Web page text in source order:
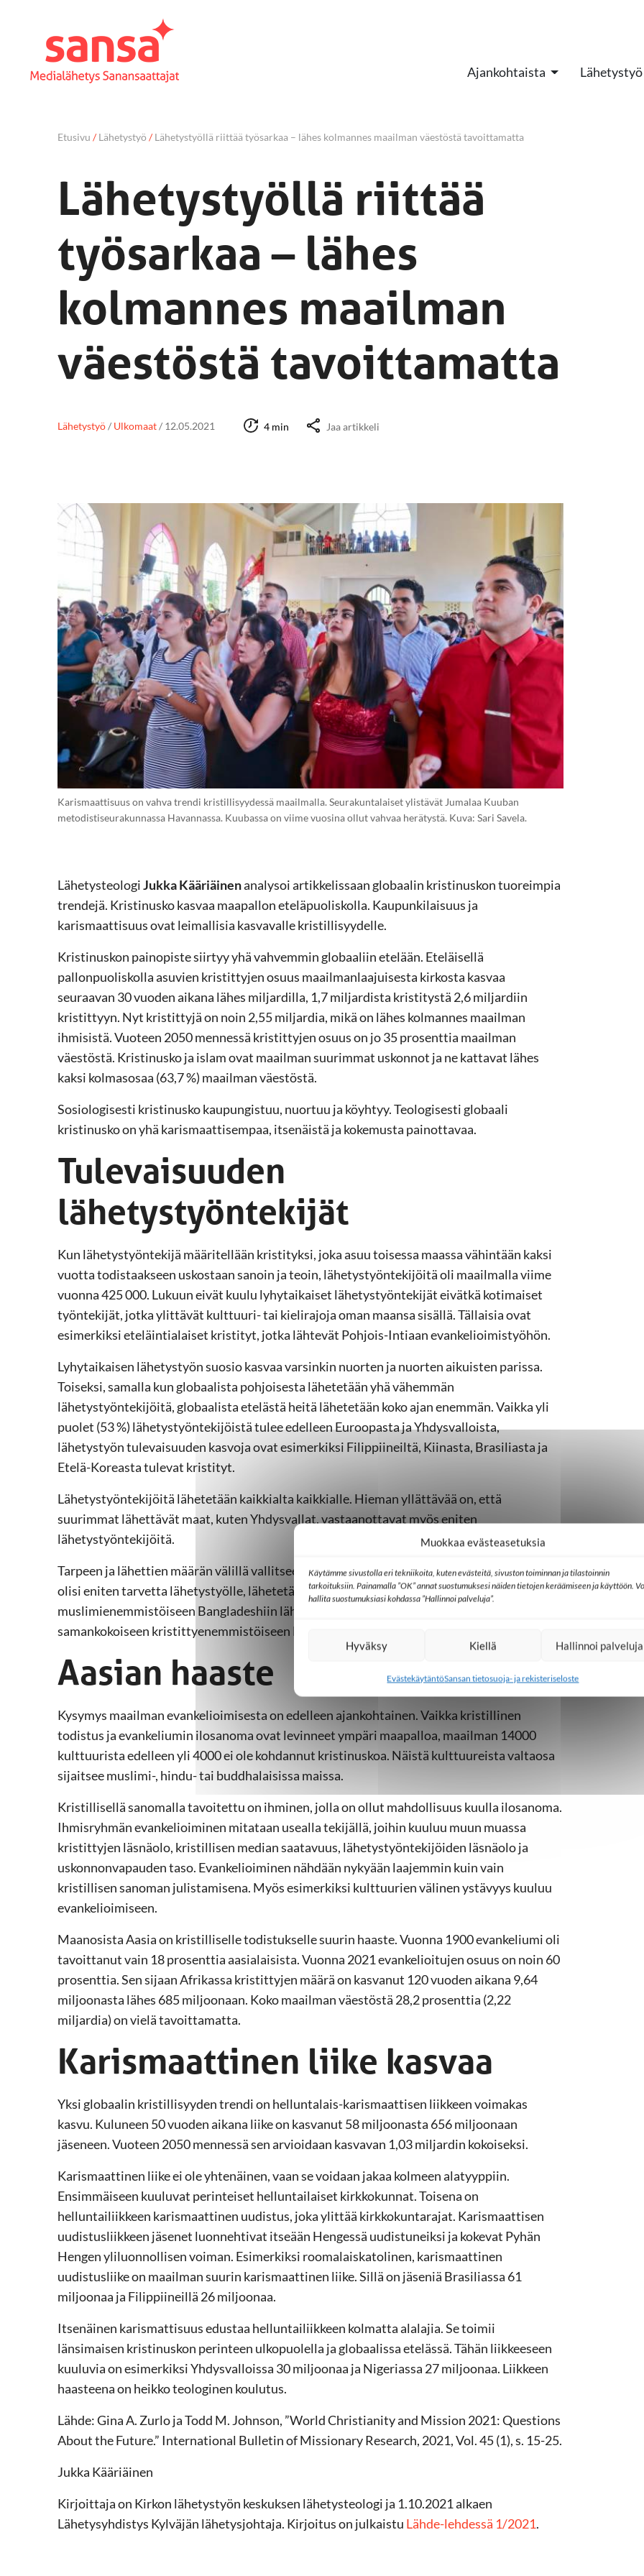
Muokkaa evästeasetuksia
Käytämme sivustolla eri tekniikoita, kuten evästeitä, sivuston toiminnan ja tilastoinnin
tarkoituksiin. Painamalla ”OK” annat suostumuksesi näiden tietojen keräämiseen ja käyttöön.
hallita suostumuksiasi kohdassa ”Hallinnoi palveluja”.
Hyväksy Kiellä Hallinnoi palveluja
EvästekäytäntöSansan tietosuoja- ja rekisteriseloste
Ajankohtaista Lähetystyö
Etusivu /Lähetystyö /Lähetystyöllä riittää työsarkaa – lähes kolmannes maailman väestöstä tavoittamatta
Lähetystyöllä riittää
työsarkaa – lähes
kolmannes maailman
väestöstä tavoittamatta
Lähetystyö/ Ulkomaat/ 12.05.2021 4 min Jaa artikkeli
Karismaattisuus on vahva trendi kristillisyydessä maailmalla. Seurakuntalaiset ylistävät Jumalaa Kuuban
metodistiseurakunnassa Havannassa. Kuubassa on viime vuosina ollut vahvaa herätystä. Kuva: Sari Savela.
LähetysteologiJukka Kääriäinenanalysoi artikkelissaan globaalin kristinuskon tuoreimpia
trendejä. Kristinusko kasvaa maapallon eteläpuoliskolla. Kaupunkilaisuus ja
karismaattisuus ovat leimallisia kasvavalle kristillisyydelle.
Kristinuskon painopiste siirtyy yhä vahvemmin globaaliin etelään. Eteläisellä
pallonpuoliskolla asuvien kristittyjen osuus maailmanlaajuisesta kirkosta kasvaa
seuraavan 30 vuoden aikana lähes miljardilla, 1,7 miljardista kristitystä 2,6 miljardiin
kristittyyn. Nyt kristittyjä on noin 2,55 miljardia, mikä on lähes kolmannes maailman
ihmisistä. Vuoteen 2050 mennessä kristittyjen osuus on jo 35 prosenttia maailman
väestöstä. Kristinusko ja islam ovat maailman suurimmat uskonnot ja ne kattavat lähes
kaksi kolmasosaa (63,7 %) maailman väestöstä.
Sosiologisesti kristinusko kaupungistuu, nuortuu ja köyhtyy. Teologisesti globaali
kristinusko on yhä karismaattisempaa, itsenäistä ja kokemusta painottavaa.
Tulevaisuuden
lähetystyöntekijät
Kun lähetystyöntekijä määritellään kristityksi, joka asuu toisessa maassa vähintään kaksi
vuotta todistaakseen uskostaan sanoin ja teoin, lähetystyöntekijöitä oli maailmalla viime
vuonna 425 000. Lukuun eivät kuulu lyhytaikaiset lähetystyöntekijät eivätkä kotimaiset
työntekijät, jotka ylittävät kulttuuri- tai kielirajoja oman maansa sisällä. Tällaisia ovat
esimerkiksi eteläintialaiset kristityt, jotka lähtevät Pohjois-Intiaan evankelioimistyöhön.
Lyhytaikaisen lähetystyön suosio kasvaa varsinkin nuorten ja nuorten aikuisten parissa.
Toiseksi, samalla kun globaalista pohjoisesta lähetetään yhä vähemmän
lähetystyöntekijöitä, globaalista etelästä heitä lähetetään koko ajan enemmän. Vaikka yli
puolet (53 %) lähetystyöntekijöistä tulee edelleen Euroopasta ja Yhdysvalloista,
lähetystyön tulevaisuuden kasvoja ovat esimerkiksi Filippiineiltä, Kiinasta, Brasiliasta ja
Etelä-Koreasta tulevat kristityt.
Lähetystyöntekijöitä lähetetään kaikkialta kaikkialle. Hieman yllättävää on, että
suurimmat lähettävät maat, kuten Yhdysvallat, vastaanottavat myös eniten
lähetystyöntekijöitä.
Tarpeen ja lähettien määrän välillä vallitsee monissa maissa epätasapaino. Maihin, joissa
olisi eniten tarvetta lähetystyölle, lähetetään suhteellisen vähän lähettejä. Esimerkiksi
muslimienemmistöiseen Bangladeshiin lähetettiin noin 1000 lähettiä, kun väestöltään
samankokoiseen kristittyenemmistöiseen Brasiliaan lähetettiin 20 000 lähetystyöntekijää.
Aasian haaste
Kysymys maailman evankelioimisesta on edelleen ajankohtainen. Vaikka kristillinen
todistus ja evankeliumin ilosanoma ovat levinneet ympäri maapalloa, maailman 14000
kulttuurista edelleen yli 4000 ei ole kohdannut kristinuskoa. Näistä kulttuureista valtaosa
sijaitsee muslimi-, hindu- tai buddhalaisissa maissa.
Kristillisellä sanomalla tavoitettu on ihminen, jolla on ollut mahdollisuus kuulla ilosanoma.
Ihmisryhmän evankelioiminen mitataan usealla tekijällä, joihin kuuluu muun muassa
kristittyjen läsnäolo, kristillisen median saatavuus, lähetystyöntekijöiden läsnäolo ja
uskonnonvapauden taso. Evankelioiminen nähdään nykyään laajemmin kuin vain
kristillisen sanoman julistamisena. Myös esimerkiksi kulttuurien välinen ystävyys kuuluu
evankelioimiseen.
Maanosista Aasia on kristilliselle todistukselle suurin haaste. Vuonna 1900 evankeliumi oli
tavoittanut vain 18 prosenttia aasialaisista. Vuonna 2021 evankelioitujen osuus on noin 60
prosenttia. Sen sijaan Afrikassa kristittyjen määrä on kasvanut 120 vuoden aikana 9,64
miljoonasta lähes 685 miljoonaan. Koko maailman väestöstä 28,2 prosenttia (2,22
miljardia) on vielä tavoittamatta.
Karismaattinen liike kasvaa
Yksi globaalin kristillisyyden trendi on helluntalais-karismaattisen liikkeen voimakas
kasvu. Kuluneen 50 vuoden aikana liike on kasvanut 58 miljoonasta 656 miljoonaan
jäseneen. Vuoteen 2050 mennessä sen arvioidaan kasvavan 1,03 miljardin kokoiseksi.
Karismaattinen liike ei ole yhtenäinen, vaan se voidaan jakaa kolmeen alatyyppiin.
Ensimmäiseen kuuluvat perinteiset helluntailaiset kirkkokunnat. Toisena on
helluntailiikkeen karismaattinen uudistus, joka ylittää kirkkokuntarajat. Karismaattisen
uudistusliikkeen jäsenet luonnehtivat itseään Hengessä uudistuneiksi ja kokevat Pyhän
Hengen yliluonnollisen voiman. Esimerkiksi roomalaiskatolinen, karismaattinen
uudistusliike on maailman suurin karismaattinen liike. Sillä on jäseniä Brasiliassa 61
miljoonaa ja Filippiineillä 26 miljoonaa.
Itsenäinen karismattisuus edustaa helluntailiikkeen kolmatta alalajia. Se toimii
länsimaisen kristinuskon perinteen ulkopuolella ja globaalissa etelässä. Tähän liikkeeseen
kuuluvia on esimerkiksi Yhdysvalloissa 30 miljoonaa ja Nigeriassa 27 miljoonaa. Liikkeen
haasteena on heikko teologinen koulutus.
Lähde: Gina A. Zurlo ja Todd M. Johnson, ”World Christianity and Mission 2021: Questions
About the Future.” International Bulletin of Missionary Research, 2021, Vol. 45 (1), s. 15-25.
Jukka Kääriäinen
Kirjoittaja on Kirkon lähetystyön keskuksen lähetysteologi ja 1.10.2021 alkaen
Lähetysyhdistys Kylväjän lähetysjohtaja. Kirjoitus on julkaistu Lähde-lehdessä 1/2021.